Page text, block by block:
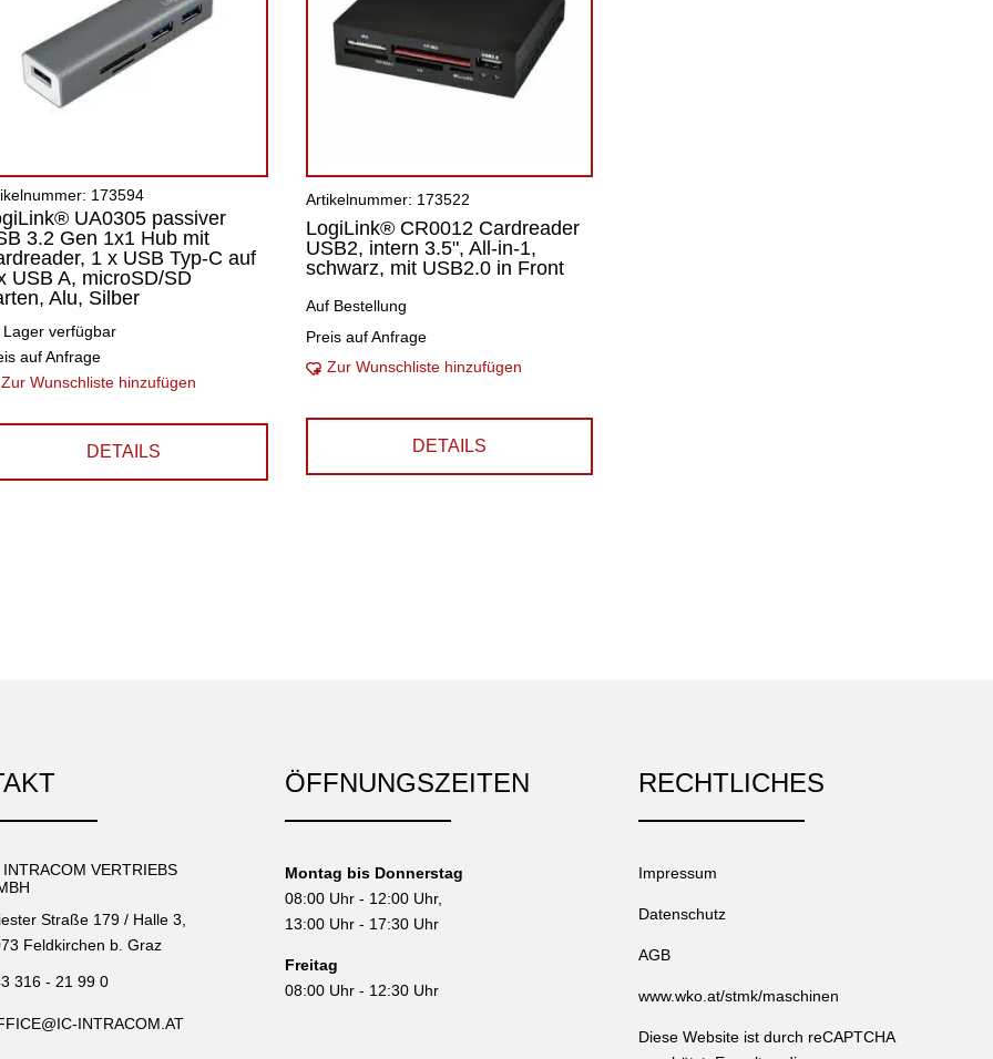
173594
UA0305 passiver
3.2 Gen 1x1 Hub mit
1 x USB Typ-C auf
USB A, microSD/SD
Alu, Silber
Lager verfügbar
auf Anfrage
Zur Wunschliste hinzufügen
DETAILS
Artikelnummer: 173522
LogiLink® CR0012 Cardreader
USB2, intern 3.5", All-in-1,
schwarz, mit USB2.0 in Front
Auf Bestellung
Preis auf Anfrage
Zur Wunschliste hinzufügen
DETAILS
INTRACOM VERTRIEBS
Straße 179 / Halle 3,
Feldkirchen b. Graz
316 - 21 99 0
INTRACOM.AT
ÖFFNUNGSZEITEN
Montag bis Donnerstag
08:00 Uhr - 12:00 Uhr,
13:00 Uhr - 17:30 Uhr
Freitag
08:00 Uhr - 12:30 Uhr
RECHTLICHES
Impressum
Datenschutz
AGB
www.wko.at/stmk/maschinen
Diese Website ist durch reCAPTCHA